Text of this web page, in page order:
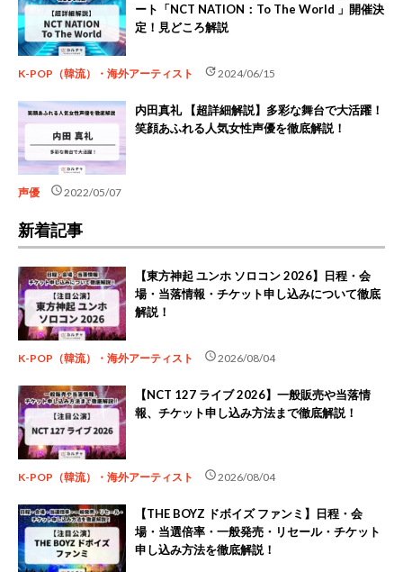
ート「NCT NATION：To The World 」開催決
定！見どころ解説
K-POP（韓流）・海外アーティスト update2024/06/15
内田真礼 【超詳細解説】多彩な舞台で大活躍！
笑顔あふれる人気女性声優を徹底解説！
声優 schedule2022/05/07
新着記事
【東方神起 ユンホ ソロコン 2026】日程・会
場・当落情報・チケット申し込みについて徹底
解説！
K-POP（韓流）・海外アーティスト schedule2026/08/04
【NCT 127 ライブ 2026】一般販売や当落情
報、チケット申し込み方法まで徹底解説！
K-POP（韓流）・海外アーティスト schedule2026/08/04
【THE BOYZ ドボイズ ファンミ】日程・会
場・当選倍率・一般発売・リセール・チケット
申し込み方法を徹底解説！